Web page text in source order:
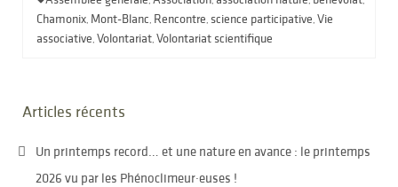
Chamonix, Mont-Blanc, Rencontre, science participative, Vie
associative, Volontariat, Volontariat scientifique
Articles récents
Un printemps record… et une nature en avance : le printemps
2026 vu par les Phénoclimeur·euses !